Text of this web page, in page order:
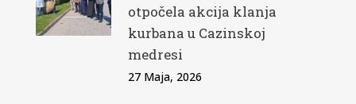
otpočela akcija klanja
kurbana u Cazinskoj
medresi
27 Maja, 2026